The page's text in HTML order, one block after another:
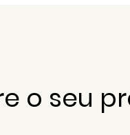
o seu